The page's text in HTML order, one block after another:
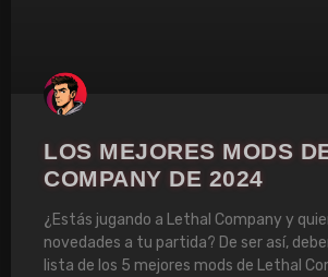
LOS MEJORES MODS
COMPANY DE 2024
¿Estás jugando a Lethal Company y
novedades a tu partida? De ser así,
lista de los 5 mejores mods de Lethal